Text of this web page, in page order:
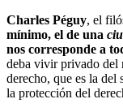
Charles Péguy, el
mínimo, el de una
nos corresponde a
deba vivir privado del
derecho, que es la
la protección del